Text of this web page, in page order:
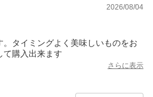
2026/08/04
タイミングよく美味しいものをお
て購入出来ます
さらに表示